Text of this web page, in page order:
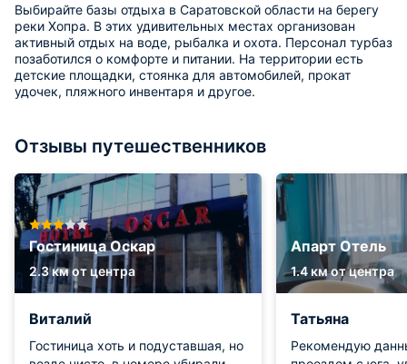
Выбирайте базы отдыха в Саратовской области на берегу
реки Хопра. В этих удивительных местах организован
активный отдых на воде, рыбалка и охота. Персонал турбаз
позаботился о комфорте и питании. На территории есть
детские площадки, стоянка для автомобилей, прокат
удочек, пляжного инвентаря и другое.
Отзывы путешественников
Гостиница Оскар
2.3 км от центра
Виталий
Гостиница хоть и подуставшая, но
Апарт Отель
1.4 км от центра
Татьяна
Рекомендую